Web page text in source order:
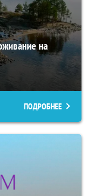
на
ПОДРОБНЕЕ